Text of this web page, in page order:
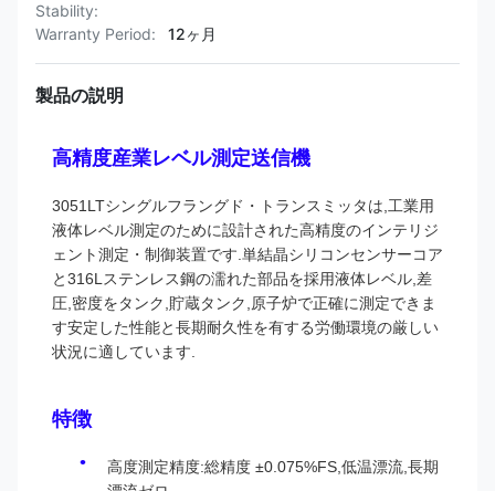
Stability:
Warranty Period: 12ヶ月
製品の説明
高精度産業レベル測定送信機
3051LTシングルフラングド・トランスミッタは,工業用
液体レベル測定のために設計された高精度のインテリジ
ェント測定・制御装置です.単結晶シリコンセンサーコア
と316Lステンレス鋼の濡れた部品を採用液体レベル,差
圧,密度をタンク,貯蔵タンク,原子炉で正確に測定できま
す安定した性能と長期耐久性を有する労働環境の厳しい
状況に適しています.
特徴
高度測定精度:総精度 ±0.075%FS,低温漂流,長期